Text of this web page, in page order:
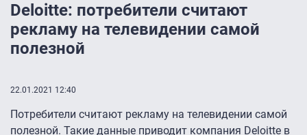
Deloitte: потребители считают
рекламу на телевидении самой
полезной
22.01.2021 12:40
Потребители считают рекламу на телевидении самой
полезной. Такие данные приводит компания Deloitte в